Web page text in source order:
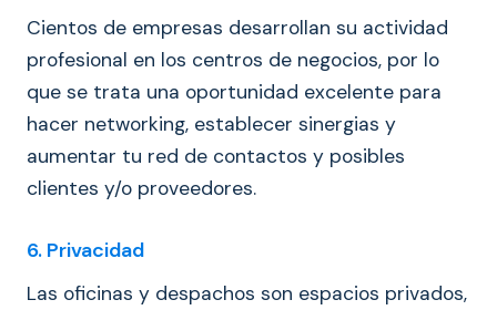
Cientos de empresas desarrollan su actividad
profesional en los centros de negocios, por lo
que se trata una oportunidad excelente para
hacer networking, establecer sinergias y
aumentar tu red de contactos y posibles
clientes y/o proveedores.
6. Privacidad
Las oficinas y despachos son espacios privados,